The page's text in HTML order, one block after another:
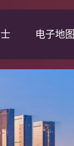
电子地图